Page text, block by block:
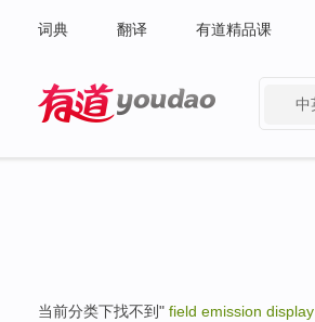
词典 翻译 有道精品课
中
当前分类下找不到" field emission